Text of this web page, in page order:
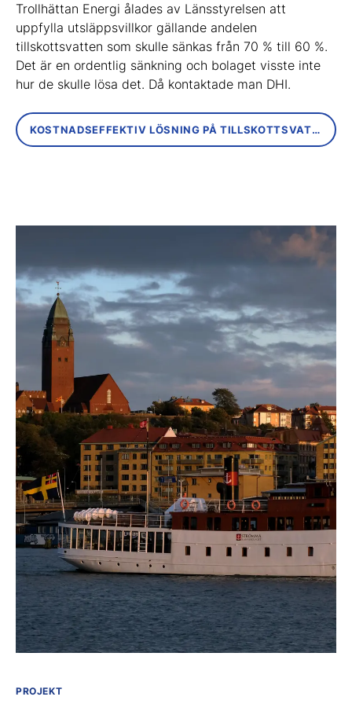
Trollhättan Energi ålades av Länsstyrelsen att
uppfylla utsläppsvillkor gällande andelen
tillskottsvatten som skulle sänkas från 70 % till 60 %.
Det är en ordentlig sänkning och bolaget visste inte
hur de skulle lösa det. Då kontaktade man DHI.
KOSTNADSEFFEKTIV LÖSNING PÅ TILLSKOTTSVATTENUTMANING
PROJEKT